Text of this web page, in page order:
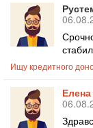
Ищу кредитного
Елена